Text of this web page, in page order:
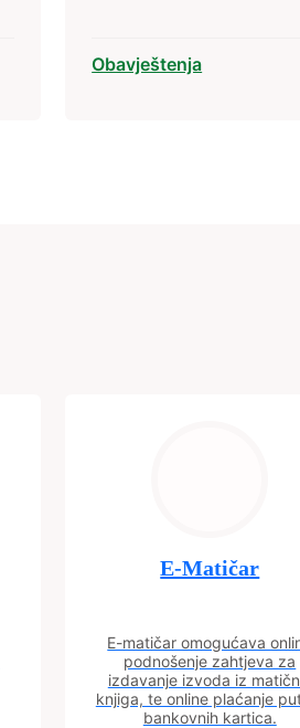
Obavještenja
E-Matičar
E-matičar omogućava
podnošenje zahtjeva za
izdavanje izvoda iz
knjiga, te online plaćanje
bankovnih kartica.